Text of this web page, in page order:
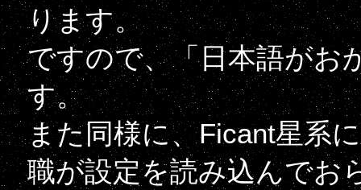
ります。
ですので、「日本語がお
す。
また同様に、Ficant星系
職が設定を読み込んでお